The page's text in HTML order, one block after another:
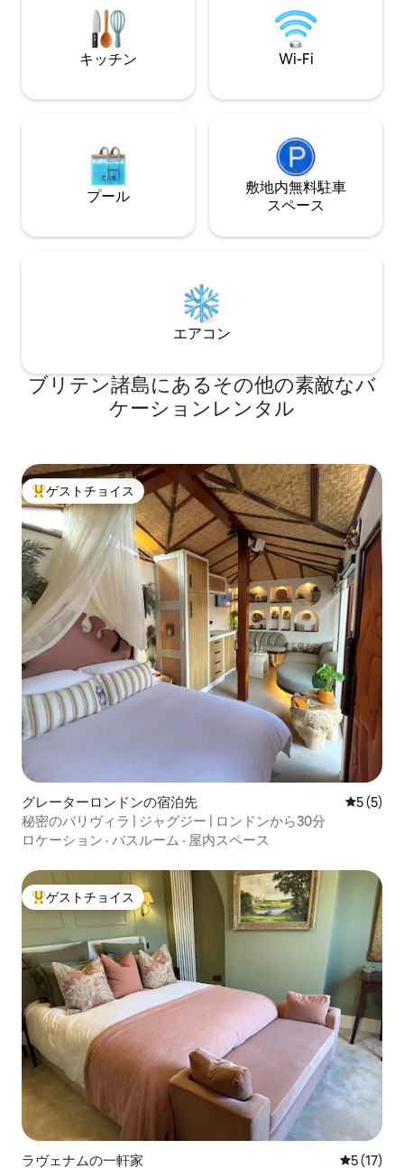
ことができます。 いつでも素晴らしい景
色が楽しめます！
な生活を体験した
キッチン Wi-Fi
プール
敷地内無料駐⁠車
ス⁠ペ⁠ー⁠ス
エアコン
ブリテン諸島にあるその他の素敵なバ
ケーションレンタル
大好評のゲストチョイスです。
ゲストチョイス
グレーターロンドンの宿泊先 レビュー
5 (5)
秘密のバリヴィラ | ジャグジー | ロンドンから30分
ロケーション · バスルーム · 屋内スペース
大好評のゲストチョイスです。
ゲストチョイス
ラヴェナムの一軒家 レビュー
5 (17)